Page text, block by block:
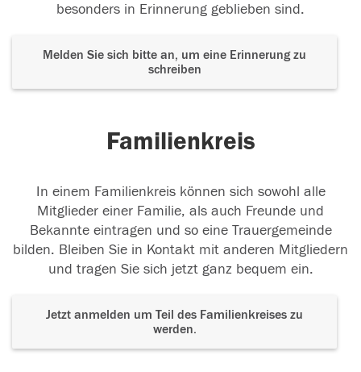
besonders in Erinnerung geblieben sind.
Melden Sie sich bitte an, um eine Erinnerung zu
schreiben
Familienkreis
In einem Familienkreis können sich sowohl alle
Mitglieder einer Familie, als auch Freunde und
Bekannte eintragen und so eine Trauergemeinde
bilden. Bleiben Sie in Kontakt mit anderen Mitgliedern
und tragen Sie sich jetzt ganz bequem ein.
Jetzt anmelden um Teil des Familienkreises zu
werden.